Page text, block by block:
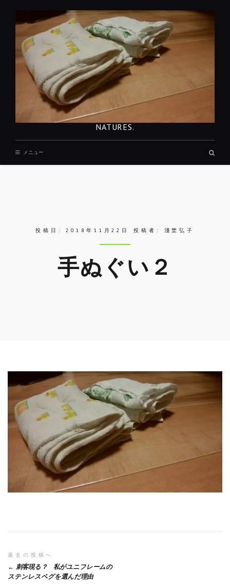
NATURES.
メニュー
投稿日:2018年11月22日 投稿者: 淺埜弘子
手ぬぐい２
投
稿
過去の投稿へ
刺客現る？ 私がユニフレームの
ステンレスペグを選んだ理由